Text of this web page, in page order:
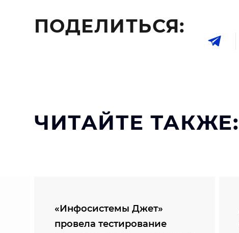
ПОДЕЛИТЬСЯ:
ЧИТАЙТЕ ТАКЖЕ:
«Инфосистемы Джет»
провела тестирование